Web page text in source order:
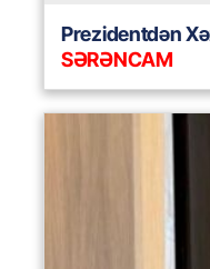
Prezidentdən
SƏRƏNCAM